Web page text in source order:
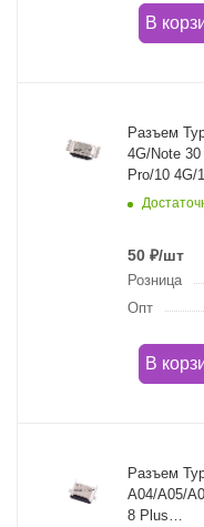
В
Разъем
4G/Note
Pro/10 4G/
50 ₽/шт
Розница
Опт
В
Разъем
A04/A05/
8 Plus